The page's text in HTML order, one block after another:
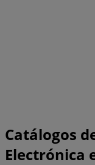
Catálogos
Electrónica